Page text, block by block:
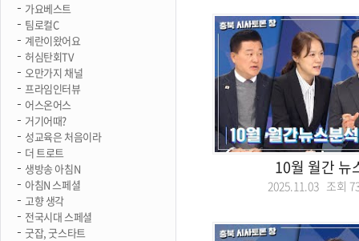
가요베스트
팀로컬C
계란이왔어요
허심탄회TV
오만가지 채널
프라임인터뷰
어스온어스
거기어때?
성교육은 처음이라
더 트로트
생방송 아침N
아침N 스페셜
고향 생각
전국시대 스페셜
굿잡, 굿스타트
10월 월간 뉴
2025.11.03 조회